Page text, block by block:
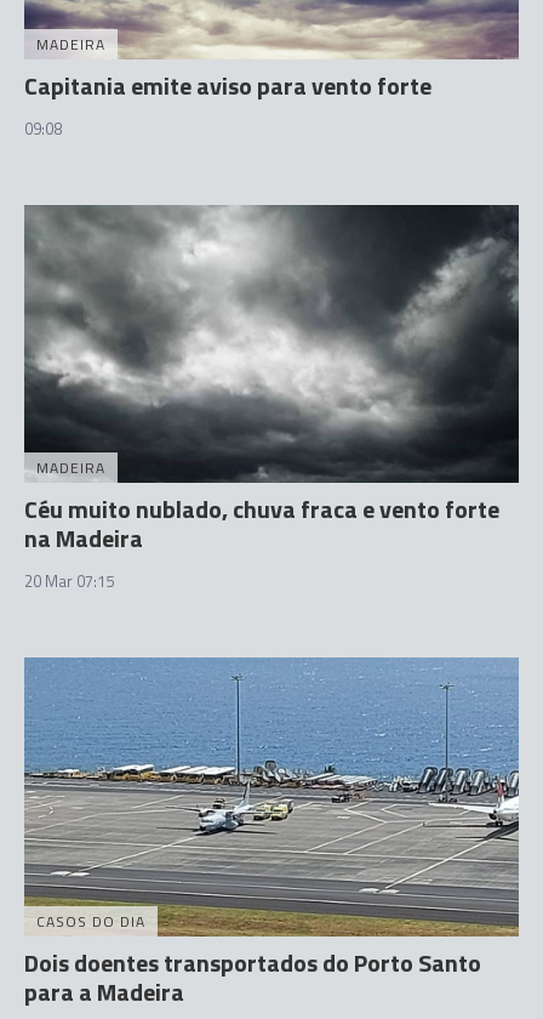
MADEIRA
Capitania emite aviso para vento forte
09:08
MADEIRA
Céu muito nublado, chuva fraca e vento forte
na Madeira
20 Mar 07:15
CASOS DO DIA
Dois doentes transportados do Porto Santo
para a Madeira